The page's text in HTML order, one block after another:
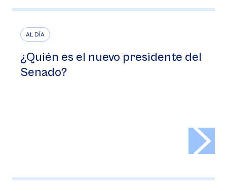
AL DÍA
¿Quién es el nuevo presidente del
Senado?